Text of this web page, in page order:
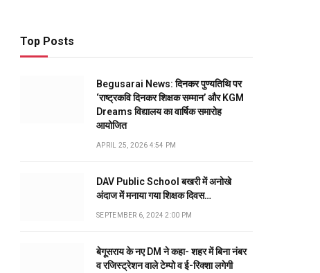
Top Posts
Begusarai News: दिनकर पुण्यतिथि पर
‘राष्ट्रकवि दिनकर शिक्षक सम्मान’ और KGM
Dreams विद्यालय का वार्षिक समारोह
आयोजित
APRIL 25, 2026 4:54 PM
DAV Public School बखरी में अनोखे
अंदाज में मनाया गया शिक्षक दिवस…
SEPTEMBER 6, 2024 2:00 PM
बेगूसराय के नए DM ने कहा- शहर में बिना नंबर
व रजिस्ट्रेशन वाले टेम्पो व ई-रिक्शा लगेगी